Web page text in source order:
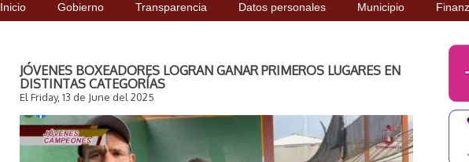
Inicio Gobierno Transparencia Datos personales Municipio
JÓVENES BOXEADORES LOGRAN GANAR PRIMEROS LUGARES EN
DISTINTAS CATEGORÍAS
El Friday, 13 de June del 2025